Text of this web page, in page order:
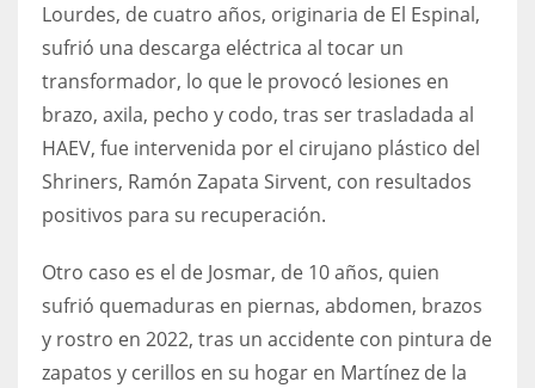
Lourdes, de cuatro años, originaria de El Espinal,
sufrió una descarga eléctrica al tocar un
transformador, lo que le provocó lesiones en
brazo, axila, pecho y codo, tras ser trasladada al
HAEV, fue intervenida por el cirujano plástico del
Shriners, Ramón Zapata Sirvent, con resultados
positivos para su recuperación.
Otro caso es el de Josmar, de 10 años, quien
sufrió quemaduras en piernas, abdomen, brazos
y rostro en 2022, tras un accidente con pintura de
zapatos y cerillos en su hogar en Martínez de la